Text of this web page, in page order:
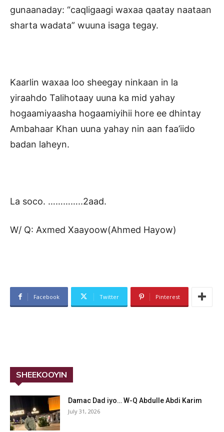
gunaanaday: “caqligaagi waxaa qaatay naataan
sharta wadata” wuuna isaga tegay.
Kaarlin waxaa loo sheegay ninkaan in la
yiraahdo Talihotaay uuna ka mid yahay
hogaamiyaasha hogaamiyihii hore ee dhintay
Ambahaar Khan uuna yahay nin aan faa’iido
badan laheyn.
La soco. …………..2aad.
W/ Q: Axmed Xaayoow(Ahmed Hayow)
Facebook Twitter Pinterest
SHEEKOOYIN
Damac Dad iyo… W-Q Abdulle Abdi Karim
July 31, 2026